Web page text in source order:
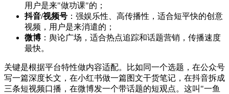
用户是来"做功课"的；
抖音/视频号 ：强娱乐性、高传播性，适合短平快的创意
视频，用户是来消遣的；
微博 ：舆论广场，适合热点追踪和话题营销，传播速度
最快。
关键是根据平台特性做内容适配。比如同一个选题，在公众号
写一篇深度长文，在小红书做一篇图文干货笔记，在抖音拆成
三条短视频口播，在微博发一个带话题的短观点。这叫"一鱼